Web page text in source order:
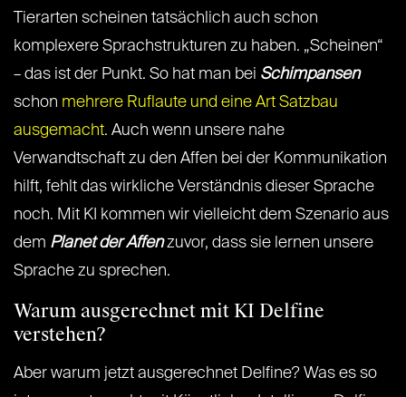
Tierarten scheinen tatsächlich auch schon
komplexere Sprachstrukturen zu haben. „Scheinen“
– das ist der Punkt. So hat man bei Schimpansen
schon mehrere Ruflaute und eine Art Satzbau
ausgemacht. Auch wenn unsere nahe
Verwandtschaft zu den Affen bei der Kommunikation
hilft, fehlt das wirkliche Verständnis dieser Sprache
noch. Mit KI kommen wir vielleicht dem Szenario aus
dem Planet der Affenzuvor, dass sie lernen unsere
Sprache zu sprechen.
Warum ausgerechnet mit KI Delfine
verstehen?
Aber warum jetzt ausgerechnet Delfine? Was es so